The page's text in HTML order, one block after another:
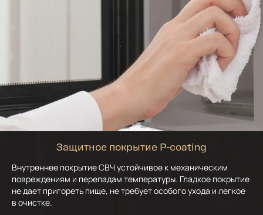
Защитное покрытие P-coating
Внутреннее покрытие СВЧ устойчивое к механическим
повреждениям и перепадам температуры. Гладкое покрытие
не дает пригореть пище, не требует особого ухода и легкое
в очистке.